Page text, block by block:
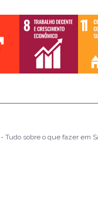
- Tudo sobre o que fazer em